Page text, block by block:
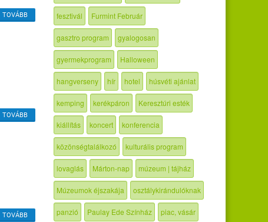
TOVÁBB
TOVÁBB
TOVÁBB
fesztivál Furmint Február
gasztro program gyalogosan
gyermekprogram Halloween
hangverseny hír hotel húsvéti ajánlat
kemping kerékpáron Keresztúri esték
kiállítás koncert konferencia
közönségtalálkozó kulturális program
lovaglás Márton-nap múzeum | tájház
Múzeumok éjszakája osztálykirándulóknak
panzió Paulay Ede Színház piac, vásár